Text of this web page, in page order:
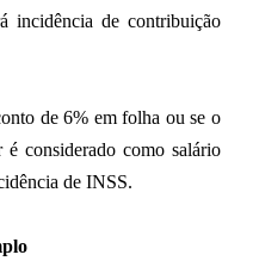
incidência de contribuição
de 6% em folha ou se o
considerado como salário
de INSS.